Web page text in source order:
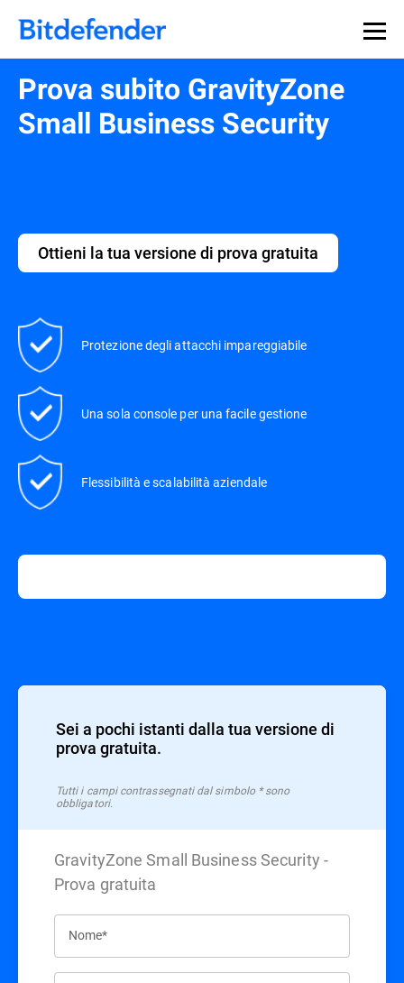
Prova subito GravityZone
Small Business Security
Ottieni la tua versione di prova gratuita
Protezione degli attacchi impareggiabile
Una sola console per una facile gestione
Flessibilità e scalabilità aziendale
Sei a pochi istanti dalla tua versione di
prova gratuita.
Tutti i campi contrassegnati dal simbolo * sono
obbligatori.
GravityZone Small Business Security -
Prova gratuita
Nome*